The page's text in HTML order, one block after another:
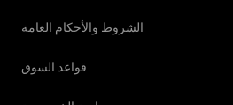
الشروط والأحكام العامة
قواعد السوق